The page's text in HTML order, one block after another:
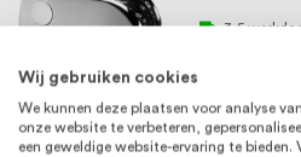
3-5
RVS 316
Q-railing
Wij gebruiken cookies
We kunnen deze plaatsen voor analyse
onze website te verbeteren,
een geweldige website-ervaring te bieden.